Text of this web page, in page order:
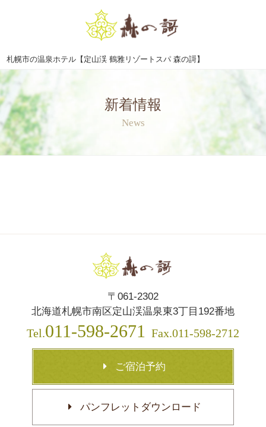
札幌市の温泉ホテル【定山渓 鶴雅リゾートスパ 森の謌】
新着情報
News
〒061-2302
北海道札幌市南区定山渓温泉東3丁目192番地
Tel.011-598-2671 Fax.011-598-2712
ご宿泊予約
パンフレットダウンロード